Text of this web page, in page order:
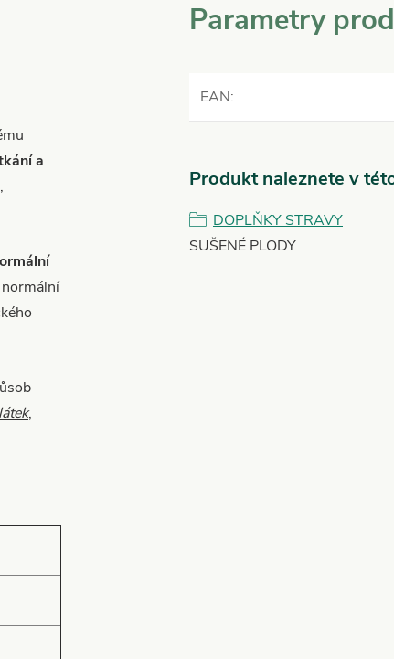
a
,
,
Parametry
EAN:
Produkt naleznete v
DOPLŇKY STRAVY
SUŠENÉ PLODY